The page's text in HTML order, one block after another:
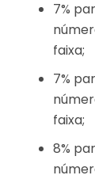
7%
faixa;
7%
faixa;
8%